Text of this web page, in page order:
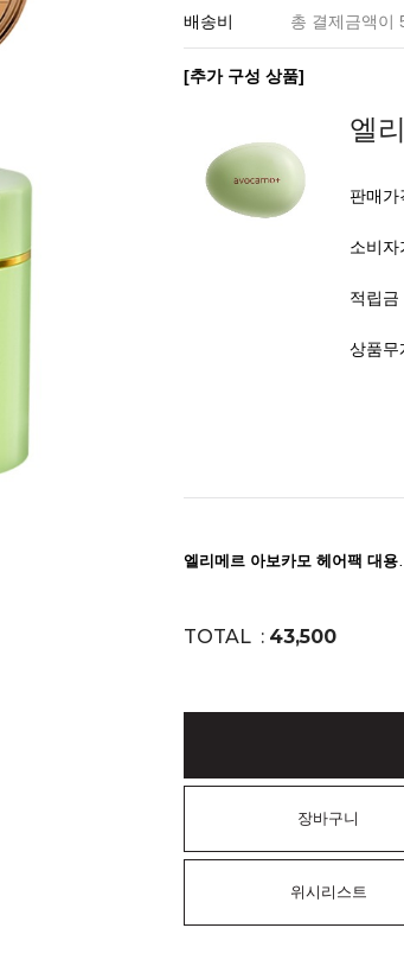
배송비 총 결제금액이
[추가 구성 상품]
엘
판매가
소비자
적립금
상품무
엘리메르
TOTAL : 43,500
장바구니
위시리스트